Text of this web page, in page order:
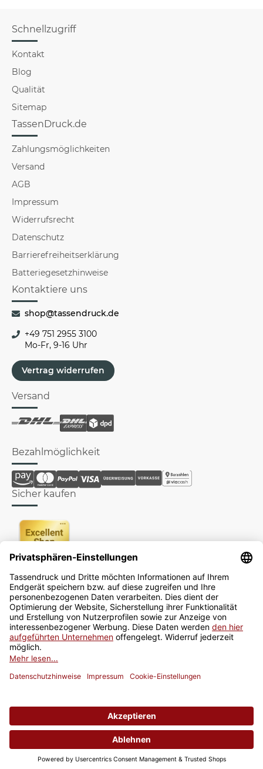
Schnellzugriff
Kontakt
Blog
Qualität
Sitemap
TassenDruck.de
Zahlungsmöglichkeiten
Versand
AGB
Impressum
Widerrufsrecht
Datenschutz
Barrierefreiheitserklärung
Batteriegesetzhinweise
Kontaktiere uns
shop@tassendruck.de
+49 751 2955 3100
Mo-Fr, 9-16 Uhr
Vertrag widerrufen
Versand
Bezahlmöglichkeit
Sicher kaufen
Newsletter